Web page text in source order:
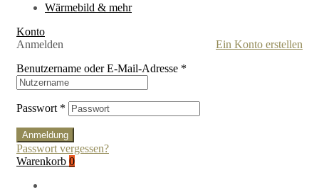
Wärmebild & mehr
Konto
Anmelden
Ein Konto erstellen
Benutzername oder E-Mail-Adresse *
Passwort *
Anmeldung
Passwort vergessen?
Warenkorb 0